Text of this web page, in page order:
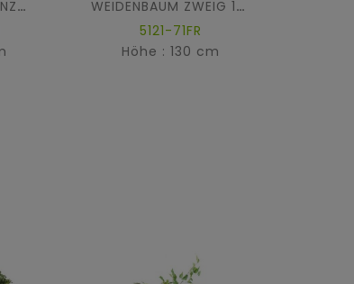
RUND LOTUS PFLANZWÜRFEL FIBER WEIDENBAUM ZWEIG 130 FR – Feuerbeständig
5121-71FR
Höhe : 130 cm